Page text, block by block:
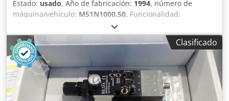
Estado: usado, Año de fabricación: 1994, número de
máquina/vehículo: M51N1000.50, Funcionalidad:
, potencia:
de entrada:220 V, frecuencia de entrada:50 Hz,
Taladradora Minidrill de Blum con guía de medición y
mueble base. Dimensiones del mueble base: largo x ancho
x alto en cm: 210 x 60 x 86 cm. Dcodpfezkp Tlox Aphsk
Clasificado